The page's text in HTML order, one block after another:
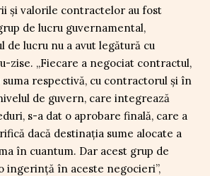
și valorile contractelor au fost
de lucru guvernamental,
de lucru nu a avut legătură cu
zise. „Fiecare a negociat contractul,
suma respectivă, cu contractorul și în
de guvern, care integrează
s-a dat o aprobare finală, care a
dacă destinația sume alocate a
în cuantum. Dar acest grup de
ingerință în aceste negocieri”,